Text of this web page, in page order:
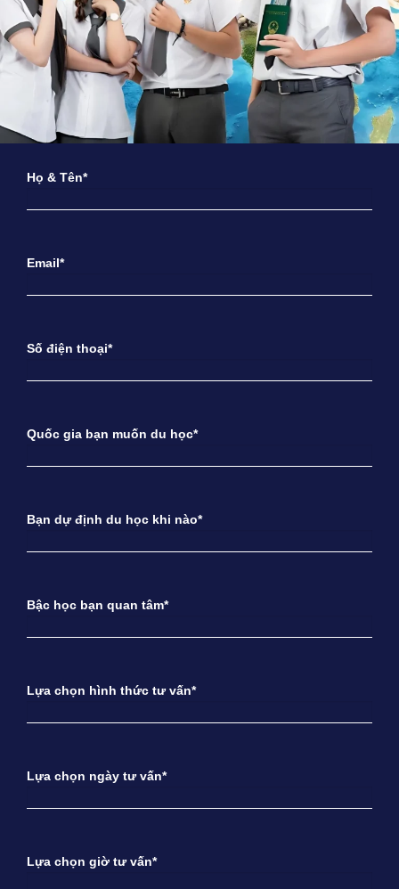
Họ & Tên*
Email*
Số điện thoại*
Quốc gia bạn muốn du học*
Bạn dự định du học khi nào*
Bậc học bạn quan tâm*
Lựa chọn hình thức tư vấn*
Lựa chọn ngày tư vấn*
Lựa chọn giờ tư vấn*